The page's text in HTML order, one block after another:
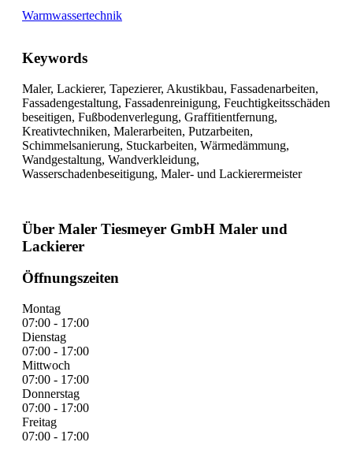
Warmwassertechnik
Keywords
Maler, Lackierer, Tapezierer, Akustikbau, Fassadenarbeiten,
Fassadengestaltung, Fassadenreinigung, Feuchtigkeitsschäden
beseitigen, Fußbodenverlegung, Graffitientfernung,
Kreativtechniken, Malerarbeiten, Putzarbeiten,
Schimmelsanierung, Stuckarbeiten, Wärmedämmung,
Wandgestaltung, Wandverkleidung,
Wasserschadenbeseitigung, Maler- und Lackierermeister
Über Maler Tiesmeyer GmbH Maler und
Lackierer
Öffnungszeiten
Montag
07:00 - 17:00
Dienstag
07:00 - 17:00
Mittwoch
07:00 - 17:00
Donnerstag
07:00 - 17:00
Freitag
07:00 - 17:00